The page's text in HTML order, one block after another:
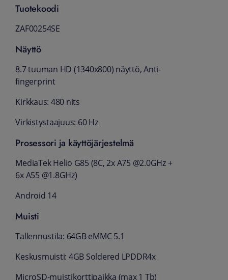
Tuotekoodi
ZAF00254SE
Näyttö
8.7 tuuman HD (1340x800) näyttö, Anti-
fingerprint
Kirkkaus: 480 nits
Virkistystaajuus: 60 Hz
Prosessori ja käyttöjärjestelmä
MediaTek Helio G85 (8C, 2x A75 @2.0GHz +
6x A55 @1.8GHz)
Android 14
Muisti
Tallennustila: 64GB eMMC 5.1
Keskusmuisti: 4GB Soldered LPDDR4x
MicroSD-muistikorttipaikka (max 1 Tb)